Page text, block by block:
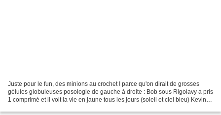
Juste pour le fun, des minions au crochet ! parce qu'on dirait de grosses
gélules globuleuses posologie de gauche à droite : Bob sous Rigolavy a pris
1 comprimé et il voit la vie en jaune tous les jours (soleil et ciel bleu) Kevin